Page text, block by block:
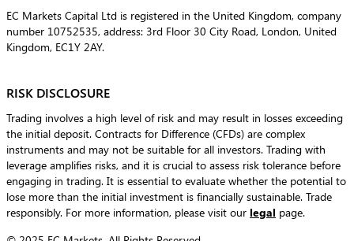
EC Markets Capital Ltd is registered in the United Kingdom, company
number 10752535, address: 3rd Floor 30 City Road, London, United
Kingdom, EC1Y 2AY.
RISK DISCLOSURE
Trading involves a high level of risk and may result in losses exceeding
the initial deposit. Contracts for Difference (CFDs) are complex
instruments and may not be suitable for all investors. Trading with
leverage amplifies risks, and it is crucial to assess risk tolerance before
engaging in trading. It is essential to evaluate whether the potential to
lose more than the initial investment is financially sustainable. Trade
responsibly. For more information, please visit our legal page.